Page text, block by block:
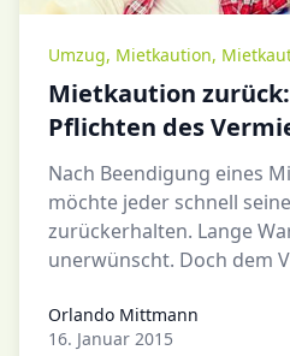
Umzug, Mietkaution,
Mietkaution
Pflichten des
Nach Beendigung eines
möchte jeder schnell
zurückerhalten. Lange
unerwünscht. Doch dem
Orlando Mittmann
Orlando Mittmann
16. Januar 2015